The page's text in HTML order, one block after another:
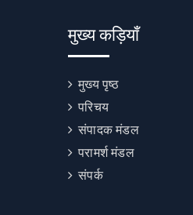
मुख्य कड़ियाँ
मुख्य पृष्ठ
परिचय
संपादक मंडल
परामर्श मंडल
संपर्क